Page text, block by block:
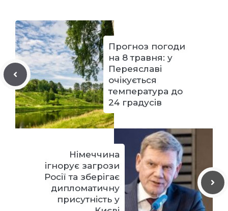
Прогноз погоди
на 8 травня: у
Переяславі
очікується
температура до
24 градусів
Німеччина
ігнорує загрози
Росії та зберігає
дипломатичну
присутність у